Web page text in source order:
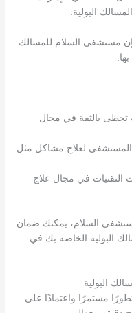
البولية.
مستشفى السلام للمسالك
تحظى بالثقة في مجال
المستشفى لعلاج مشاكل مثل
التقنيات في مجال علاج
مستشفى السلام، يمكنك ضمان
البولية الخاصة بك في
البولية
مستمرًا واعتمادًا على